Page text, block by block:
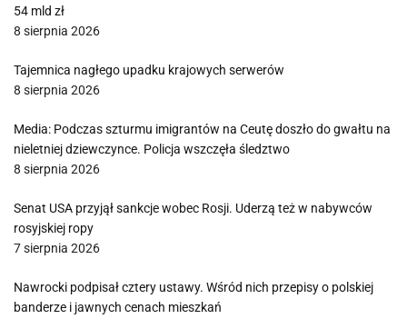
54 mld zł
8 sierpnia 2026
Tajemnica nagłego upadku krajowych serwerów
8 sierpnia 2026
Media: Podczas szturmu imigrantów na Ceutę doszło do gwałtu na
nieletniej dziewczynce. Policja wszczęła śledztwo
8 sierpnia 2026
Senat USA przyjął sankcje wobec Rosji. Uderzą też w nabywców
rosyjskiej ropy
7 sierpnia 2026
Nawrocki podpisał cztery ustawy. Wśród nich przepisy o polskiej
banderze i jawnych cenach mieszkań